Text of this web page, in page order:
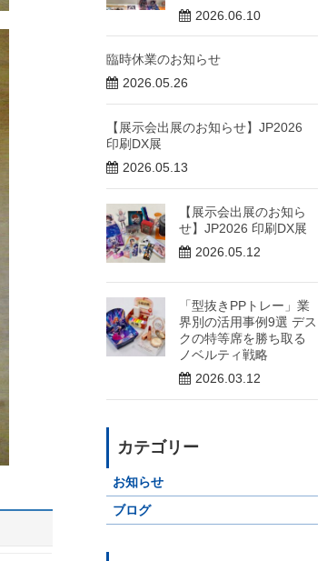
2026.06.10
臨時休業のお知らせ
2026.05.26
【展示会出展のお知らせ】JP2026
印刷DX展
2026.05.13
【展示会出展のお知ら
せ】JP2026 印刷DX展
2026.05.12
「型抜きPPトレー」業
界別の活用事例9選 デス
クの特等席を勝ち取る
ノベルティ戦略
2026.03.12
カテゴリー
お知らせ
ブログ